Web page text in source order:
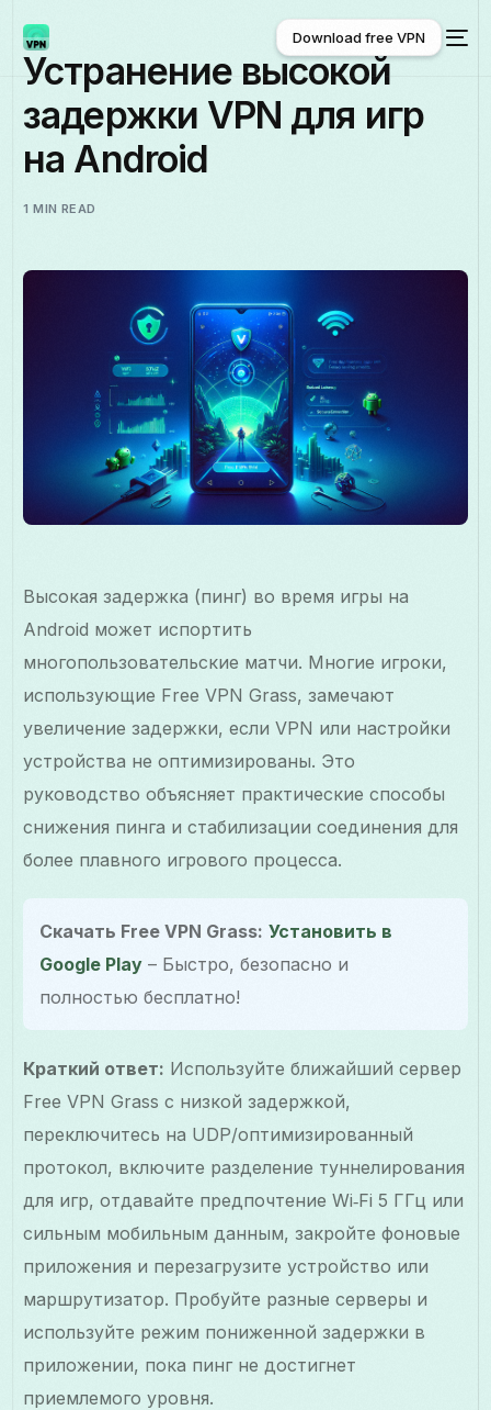
Русский
Download free VPN
Download free VPN
Устранение высокой
задержки VPN для игр
на Android
1 MIN READ
Высокая задержка (пинг) во время игры на
Android может испортить
многопользовательские матчи. Многие игроки,
использующие Free VPN Grass, замечают
увеличение задержки, если VPN или настройки
устройства не оптимизированы. Это
руководство объясняет практические способы
снижения пинга и стабилизации соединения для
более плавного игрового процесса.
Скачать Free VPN Grass: Установить в
Google Play – Быстро, безопасно и
полностью бесплатно!
Краткий ответ: Используйте ближайший сервер
Free VPN Grass с низкой задержкой,
переключитесь на UDP/оптимизированный
протокол, включите разделение туннелирования
для игр, отдавайте предпочтение Wi‑Fi 5 ГГц или
сильным мобильным данным, закройте фоновые
приложения и перезагрузите устройство или
маршрутизатор. Пробуйте разные серверы и
используйте режим пониженной задержки в
приложении, пока пинг не достигнет
приемлемого уровня.